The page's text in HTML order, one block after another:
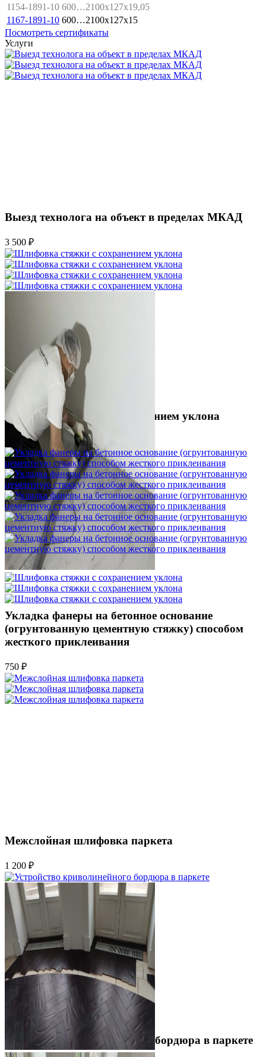
1154-1891-10 600…2100x127x19,05
1167-1891-10 600…2100x127x15
Посмотреть сертификаты
Услуги
Выезд технолога на объект в пределах МКАД
3 500 ₽
Шлифовка стяжки с сохранением уклона
1 500 ₽
Укладка фанеры на бетонное основание
(огрунтованную цементную стяжку) способом
жесткого приклеивания
750 ₽
Межслойная шлифовка паркета
1 200 ₽
Устройство криволинейного бордюра в паркете